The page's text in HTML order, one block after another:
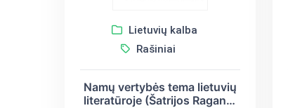
Lietuvių kalba
Rašiniai
Namų vertybės tema lietuvių
literatūroje (Šatrijos Ragana,